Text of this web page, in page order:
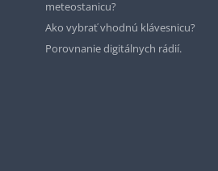
meteostanicu?
Ako vybrať vhodnú klávesnicu?
Porovnanie digitálnych rádií.